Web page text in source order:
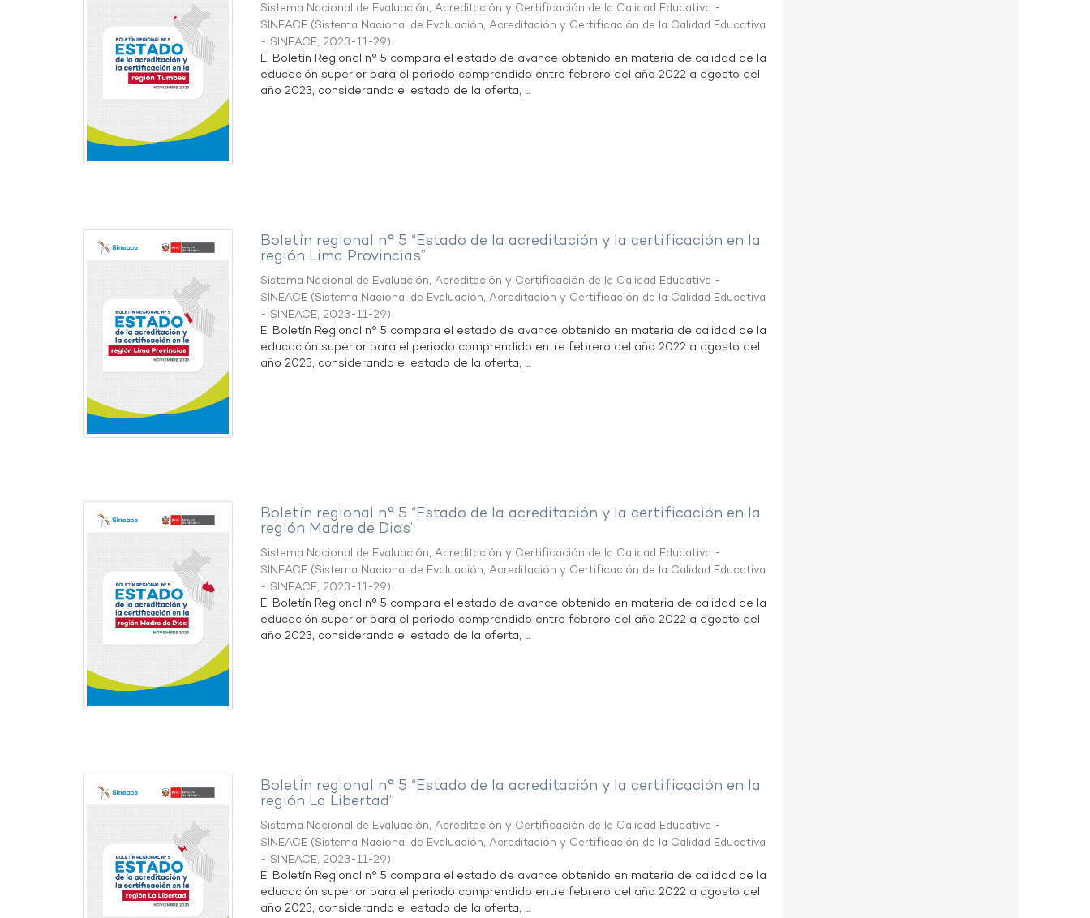
Sistema Nacional de Evaluación, Acreditación y Certificación de la Calidad Educativa -
SINEACE (Sistema Nacional de Evaluación, Acreditación y Certificación de la Calidad Educativa
- SINEACE, 2023-11-29)
El Boletín Regional n° 5 compara el estado de avance obtenido en materia de calidad de la
educación superior para el periodo comprendido entre febrero del año 2022 a agosto del
año 2023, considerando el estado de la oferta, ...
Boletín regional n° 5 “Estado de la acreditación y la certificación en la
región Lima Provincias”
Sistema Nacional de Evaluación, Acreditación y Certificación de la Calidad Educativa -
SINEACE (Sistema Nacional de Evaluación, Acreditación y Certificación de la Calidad Educativa
- SINEACE, 2023-11-29)
El Boletín Regional n° 5 compara el estado de avance obtenido en materia de calidad de la
educación superior para el periodo comprendido entre febrero del año 2022 a agosto del
año 2023, considerando el estado de la oferta, ...
Boletín regional n° 5 “Estado de la acreditación y la certificación en la
región Madre de Dios”
Sistema Nacional de Evaluación, Acreditación y Certificación de la Calidad Educativa -
SINEACE (Sistema Nacional de Evaluación, Acreditación y Certificación de la Calidad Educativa
- SINEACE, 2023-11-29)
El Boletín Regional n° 5 compara el estado de avance obtenido en materia de calidad de la
educación superior para el periodo comprendido entre febrero del año 2022 a agosto del
año 2023, considerando el estado de la oferta, ...
Boletín regional n° 5 “Estado de la acreditación y la certificación en la
región La Libertad”
Sistema Nacional de Evaluación, Acreditación y Certificación de la Calidad Educativa -
SINEACE (Sistema Nacional de Evaluación, Acreditación y Certificación de la Calidad Educativa
- SINEACE, 2023-11-29)
El Boletín Regional n° 5 compara el estado de avance obtenido en materia de calidad de la
educación superior para el periodo comprendido entre febrero del año 2022 a agosto del
año 2023, considerando el estado de la oferta, ...